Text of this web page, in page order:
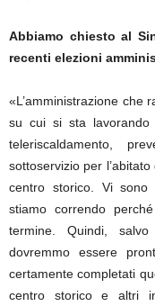
Abbiamo chiesto al
recenti elezioni
«L’amministrazione che
su cui si sta
teleriscaldamento,
sottoservizio per
centro storico. Vi sono
stiamo correndo
termine. Quindi,
dovremmo essere
certamente completati
centro storico e altri